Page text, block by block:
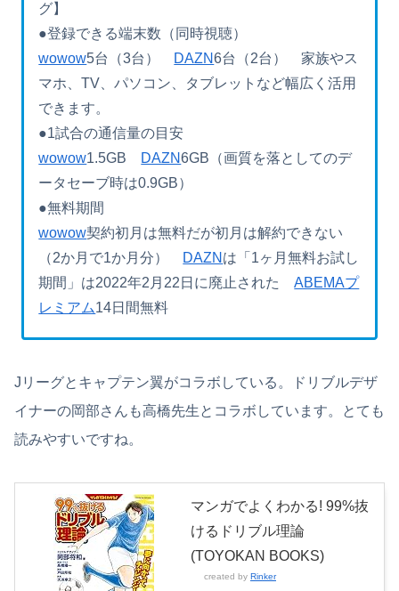
グ】
●登録できる端末数（同時視聴）
wowow5台（3台） DAZN6台（2台） 家族やス
マホ、TV、パソコン、タブレットなど幅広く活用
できます。
●1試合の通信量の目安
wowow1.5GB DAZN6GB（画質を落としてのデ
ータセーブ時は0.9GB）
●無料期間
wowow契約初月は無料だが初月は解約できない
（2か月で1か月分） DAZN は「1ヶ月無料お試し
期間」は2022年2月22日に廃止されたABEMAプ
レミアム14日間無料
Jリーグとキャプテン翼がコラボしている。ドリブルデザ
イナーの岡部さんも高橋先生とコラボしています。とても
読みやすいですね。
マンガでよくわかる! 99%抜
けるドリブル理論
(TOYOKAN BOOKS)
created by Rinker